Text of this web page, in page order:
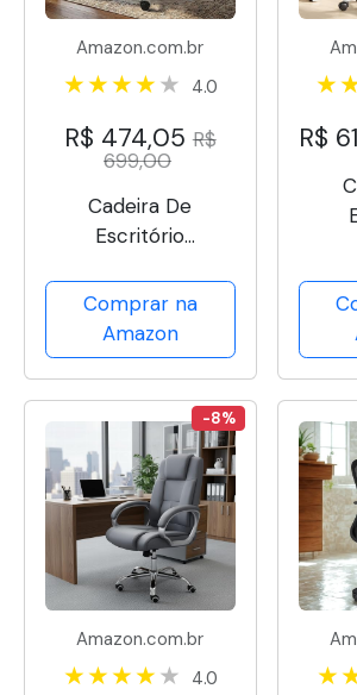
Amazon.com.br
4.0
R$ 474,05R$
699,00
Cadeira De
Escritório
Executiva Diretor
Premium Couro
Estofada Mola Luxo
Comprar na
Amazon
R$
-8%
Amazon.com.br
4.0